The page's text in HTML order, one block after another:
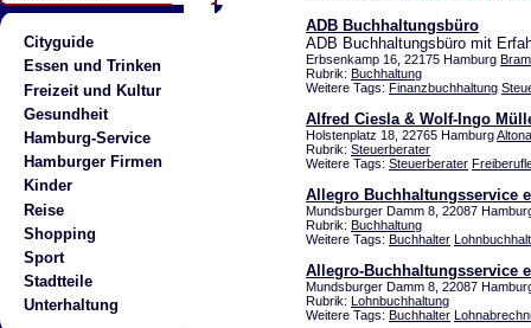
Cityguide
Essen und Trinken
Freizeit und Kultur
Gesundheit
Hamburg-Service
Hamburger Firmen
Kinder
Reise
Shopping
Sport
Stadtteile
Unterhaltung
ADB Buchhaltungsbüro
ADB Buchhaltungsbüro mit
Erbsenkamp 16, 22175 Hamburg
Rubrik: Buchhaltung
Weitere Tags: Finanzbuchhaltung
Alfred Ciesla & Wolf-Ingo
Holstenplatz 18, 22765 HamburgAltona
Rubrik: Steuerberater
Weitere Tags: Steuerberater
Allegro Buchhaltungsservice
Mundsburger Damm 8, 22087
Rubrik: Buchhaltung
Weitere Tags: Buchhalter
Allegro-Buchhaltungsservice
Mundsburger Damm 8, 22087
Rubrik: Lohnbuchhaltung
Weitere Tags: Buchhalter